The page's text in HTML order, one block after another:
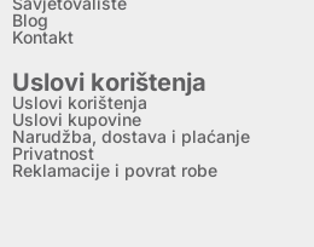
Blog
Kontakt
Uslovi korištenja
Uslovi korištenja
Uslovi kupovine
Narudžba, dostava i plaćanje
Privatnost
Reklamacije i povrat robe